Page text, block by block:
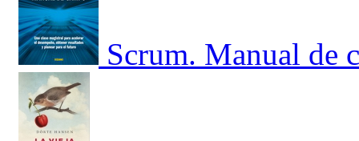
Scrum. Manual de